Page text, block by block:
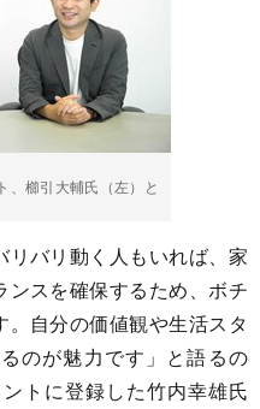
、櫛引大輔氏（左）と
リバリ動く人もいれば、家
スを確保するため、ボチ
自分の価値観や生活スタ
のが魅力です」と語るの
トに登録した竹内幸雄氏